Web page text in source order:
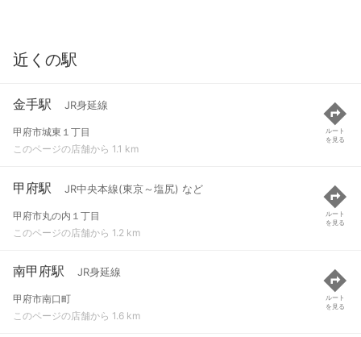
近くの駅
金手駅 JR身延線
甲府市城東１丁目
このページの店舗から 1.1 km
ルート
を見る
甲府駅 JR中央本線(東京～塩尻) など
甲府市丸の内１丁目
このページの店舗から 1.2 km
ルート
を見る
南甲府駅 JR身延線
甲府市南口町
このページの店舗から 1.6 km
ルート
を見る